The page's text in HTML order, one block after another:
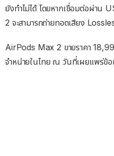
ยังทำไม่ได้ โดยหากเชื่อมต่อผ่าน
2 จะสามารถถ่ายทอดเสียง
AirPods Max 2 ขายราคา
จำหน่ายในไทย ณ วันที่เผยแพร่ข้